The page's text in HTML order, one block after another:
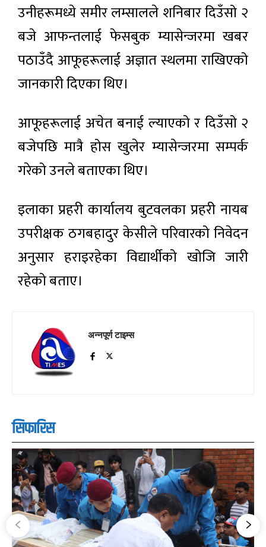
उनीहरूमध्ये समीर लम्सालले शनिबार दिउँसो २
बजे आफन्तलाई फेसबुक म्यासेन्जरमा खबर
पठाउँदै आफूहरूलाई अज्ञात स्थलमा राखिएको
जानकारी दिएका थिए।
आफूहरूलाई अचेत बनाई ल्याएको र दिउँसो २
बजेपछि मात्रै होस खुलेर म्यासेन्जरमा सम्पर्क
गरेको उनले बताएका थिए।
इलाका प्रहरी कार्यालय बुटवलका प्रहरी नायब
उपरीक्षक ठगबहादुर केसीले परिवारको निवेदन
अनुसार हराइरहेका विद्यार्थीको खोजि जारी
रहेको बताए।
अन्नपूर्ण टाइम्स
सिफारिस